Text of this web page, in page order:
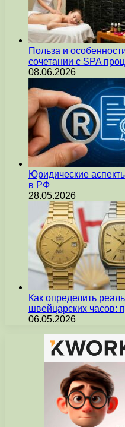
Польза и
сочетании с SPA
08.06.2026
Юридические
в РФ
28.05.2026
Как определить
швейцарских часов:
06.05.2026